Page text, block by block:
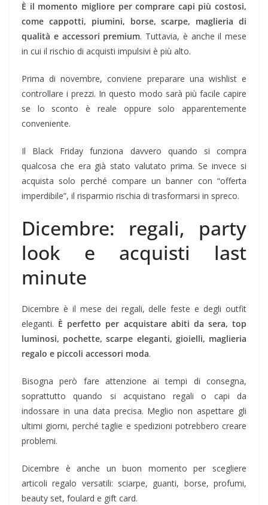
È il momento migliore per comprare capi più costosi,
come cappotti, piumini, borse, scarpe, maglieria di
qualità e accessori premium. Tuttavia, è anche il mese
in cui il rischio di acquisti impulsivi è più alto.
Prima di novembre, conviene preparare una wishlist e
controllare i prezzi. In questo modo sarà più facile capire
se lo sconto è reale oppure solo apparentemente
conveniente.
Il Black Friday funziona davvero quando si compra
qualcosa che era già stato valutato prima. Se invece si
acquista solo perché compare un banner con “offerta
imperdibile”, il risparmio rischia di trasformarsi in spreco.
Dicembre: regali, party
look e acquisti last
minute
Dicembre è il mese dei regali, delle feste e degli outfit
eleganti. È perfetto per acquistare abiti da sera, top
luminosi, pochette, scarpe eleganti, gioielli, maglieria
regalo e piccoli accessori moda.
Bisogna però fare attenzione ai tempi di consegna,
soprattutto quando si acquistano regali o capi da
indossare in una data precisa. Meglio non aspettare gli
ultimi giorni, perché taglie e spedizioni potrebbero creare
problemi.
Dicembre è anche un buon momento per scegliere
articoli regalo versatili: sciarpe, guanti, borse, profumi,
beauty set, foulard e gift card.